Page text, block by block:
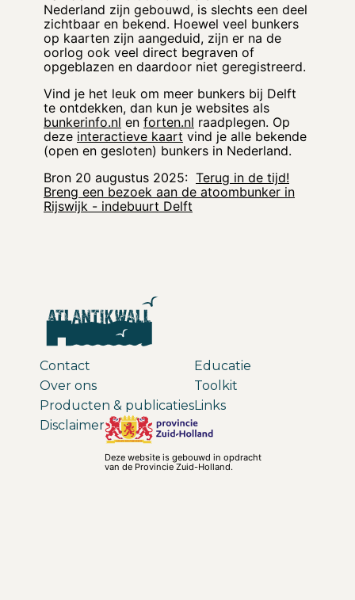
Nederland zijn gebouwd, is slechts een deel
zichtbaar en bekend. Hoewel veel bunkers
op kaarten zijn aangeduid, zijn er na de
oorlog ook veel direct begraven of
opgeblazen en daardoor niet geregistreerd.
Vind je het leuk om meer bunkers bij Delft
te ontdekken, dan kun je websites als
bunkerinfo.nl en forten.nl raadplegen. Op
deze interactieve kaart vind je alle bekende
(open en gesloten) bunkers in Nederland.
Bron 20 augustus 2025: Terug in de tijd!
Breng een bezoek aan de atoombunker in
Rijswijk - indebuurt Delft
Contact
Over ons
Producten & publicaties
Educatie
Toolkit
Links
Disclaimer
Deze website is gebouwd in opdracht
van de Provincie Zuid-Holland.